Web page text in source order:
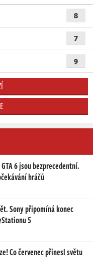
8
7
9
6 jsou bezprecedentní.
hráčů
Sony připomíná konec
5
Co červenec přinesl světu